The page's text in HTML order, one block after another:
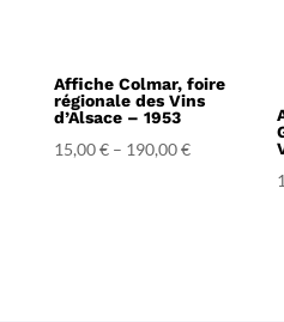
Affiche Colmar, foire
régionale des Vins
d’Alsace – 1953
15,00€– 190,00€